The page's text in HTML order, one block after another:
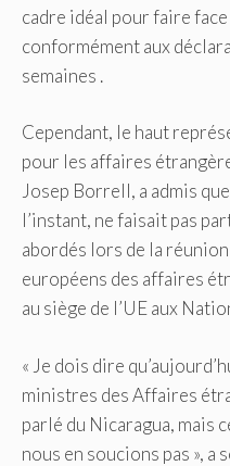
cadre idéal pour faire
conformément aux
semaines .
Cependant, le haut
pour les affaires
Josep Borrell, a admis
l’instant, ne faisait pas
abordés lors de la
européens des affaires
au siège de l’UE aux
« Je dois dire
ministres des Affaires
parlé du Nicaragua, mais
nous en soucions pas »,